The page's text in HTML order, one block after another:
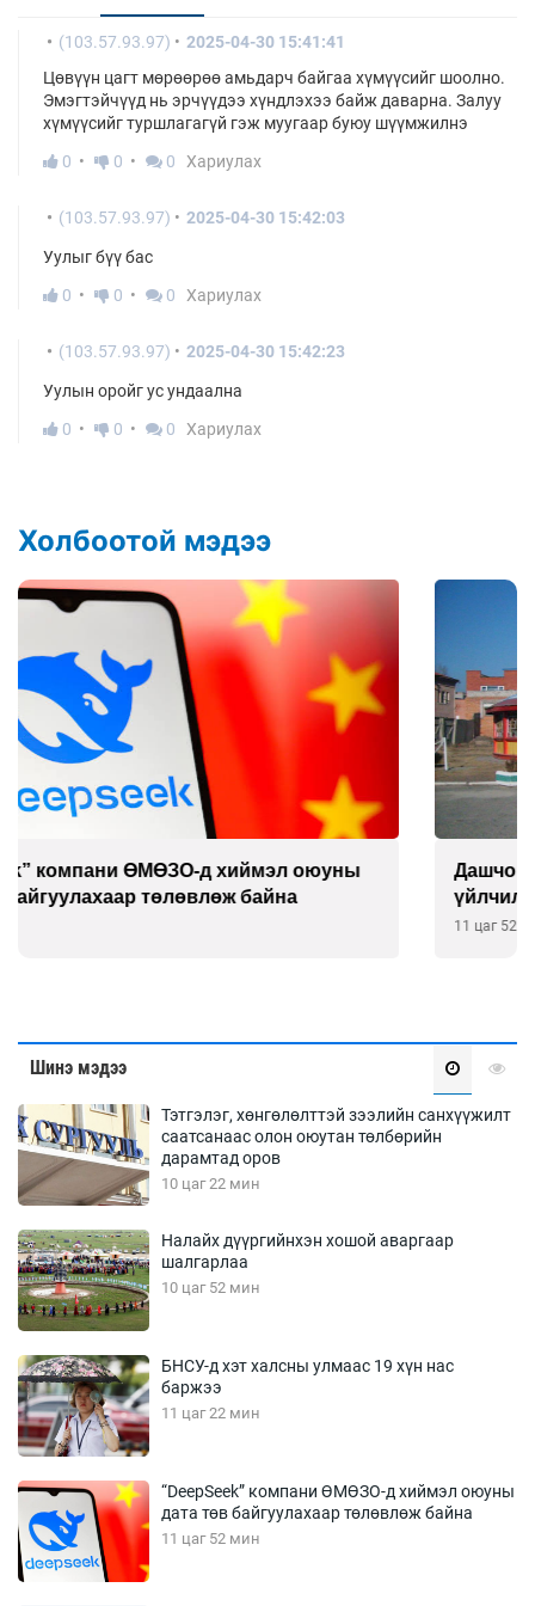
(103.57.93.97)
2025-04-30 15:41:41
Цөвүүн цагт мөрөөрөө амьдарч байгаа хүмүүсийг шоолно.
Эмэгтэйчүүд нь эрчүүдээ хүндлэхээ байж даварна. Залуу
хүмүүсийг туршлагагүй гэж муугаар буюу шүүмжилнэ
0
0 0 Хариулах
(103.57.93.97) 2025-04-30 15:42:03
Уулыг бүү бас
0
0 0 Хариулах
(103.57.93.97) 2025-04-30 15:42:23
Уулын оройг ус ундаална
0
0 0 Хариулах
Холбоотой мэдээ
Дашчойлин хийд жуулчдад зориулсан тусгай
үйлчилгээ үзүүлж эхэлжээ
Шинэ мэдээ
Тэтгэлэг, хөнгөлөлттэй зээлийн санхүүжилт
саатсанаас олон оюутан төлбөрийн
дарамтад оров
10 цаг 22 мин
Налайх дүүргийнхэн хошой аваргаар
шалгарлаа
10 цаг 52 мин
БНСУ-д хэт халсны улмаас 19 хүн нас
баржээ
11 цаг 22 мин
“DeepSeek” компани ӨМӨЗО-д хиймэл оюуны
дата төв байгуулахаар төлөвлөж байна
11 цаг 52 мин